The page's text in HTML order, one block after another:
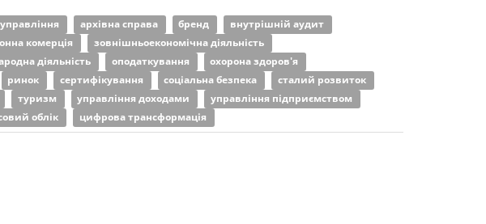
архівна справа бренд
внутрішній аудит
комерція
зовнішньоекономічна діяльність
діяльність оподаткування
охорона здоров'я
ринок сертифікування соціальна безпека
сталий розвиток
туризм управління доходами
управління підприємством
облік цифрова трансформація